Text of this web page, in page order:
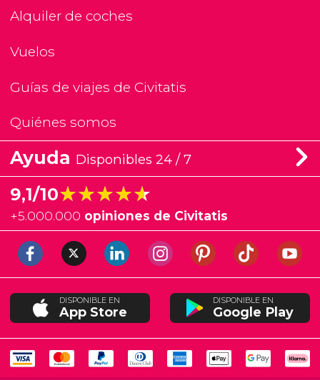
Alquiler de coches
Vuelos
Guías de viajes de Civitatis
Quiénes somos
Ayuda Disponibles 24 / 7
9,1/10★★★★★
★★★★★
+5.000.000 opiniones de Civitatis
DISPONIBLE EN
App Store
DISPONIBLE EN
Google Play